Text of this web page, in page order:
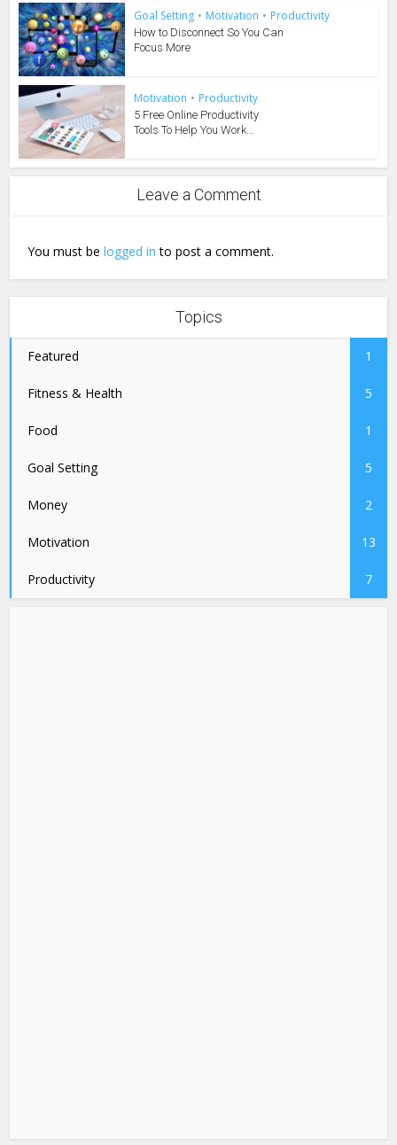
Goal Setting • Motivation • Productivity
How to Disconnect So You Can
Focus More
Motivation • Productivity
5 Free Online Productivity
Tools To Help You Work...
Leave a Comment
You must belogged in to post a comment.
Topics
Featured 1
Fitness & Health 5
Food 1
Goal Setting 5
Money 2
Motivation 13
Productivity 7